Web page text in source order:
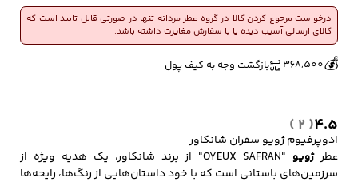
کفش مردانه
لباس زیر و راحتی
مردانه
4.5
( 2 )
ادوپرفیوم ژویو سفران شانکاور
عطرژویو
"OYEUX SAFRAN" از برند شانکاور، یک هدیه ویژه از
سرزمین‌های باستانی است که با خود داستان‌هایی از رنگ‌ها، رایحه‌ها
درخواست مرجوع کردن کالا در گروه عطر مردانه تنها در صورتی قابل تایید است که
کالای ارسالی آسیب دیده یا با سفارش مغایرت داشته باشد.🔥 8 فروش در هفته گذشته 👀 844 بازدید در ۲۴ ساعت گذشته
💰
368,500 بازگشت وجه به کیف پول